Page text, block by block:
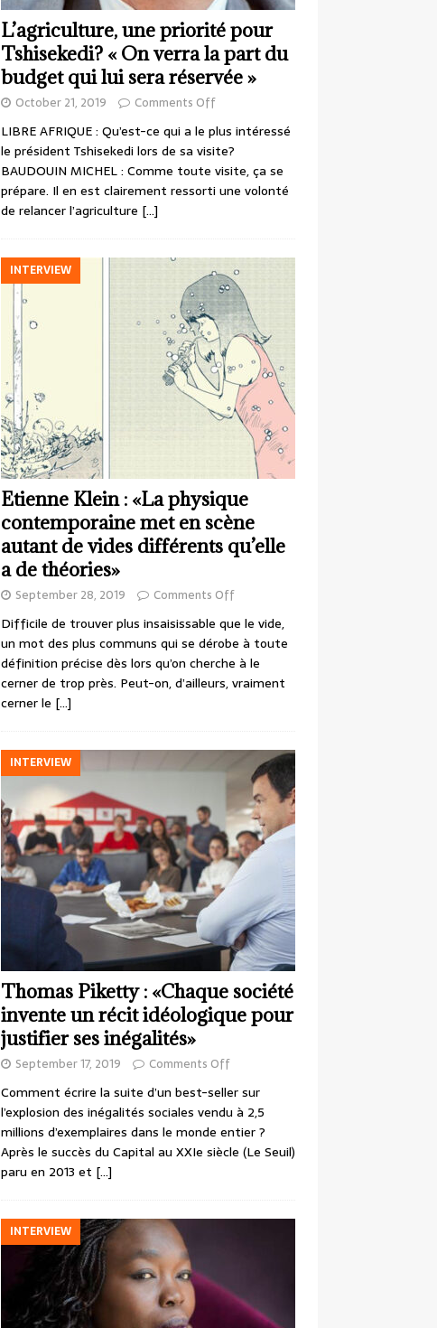
L’agriculture, une priorité pour
Tshisekedi? « On verra la part du
budget qui lui sera réservée »
October 21, 2019 Comments Off
LIBRE AFRIQUE : Qu’est-ce qui a le plus intéressé
le président Tshisekedi lors de sa visite?
BAUDOUIN MICHEL : Comme toute visite, ça se
prépare. Il en est clairement ressorti une volonté
de relancer l’agriculture […]
INTERVIEW
Etienne Klein : «La physique
contemporaine met en scène
autant de vides différents qu’elle
a de théories»
September 28, 2019 Comments Off
Difficile de trouver plus insaisissable que le vide,
un mot des plus communs qui se dérobe à toute
définition précise dès lors qu’on cherche à le
cerner de trop près. Peut-on, d’ailleurs, vraiment
cerner le […]
INTERVIEW
Thomas Piketty : «Chaque société
invente un récit idéologique pour
justifier ses inégalités»
September 17, 2019 Comments Off
Comment écrire la suite d’un best-seller sur
l’explosion des inégalités sociales vendu à 2,5
millions d’exemplaires dans le monde entier ?
Après le succès du Capital au XXIe siècle (Le Seuil)
paru en 2013 et […]
INTERVIEW